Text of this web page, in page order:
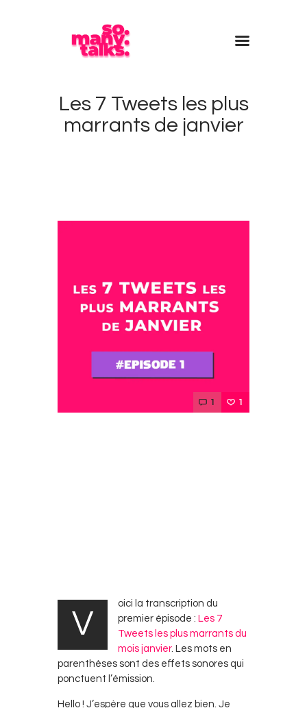
Les 7 Tweets les plus
marrants de janvier
Blog
Contact
1 1
V
oici la transcription du
premier épisode : Les 7
Tweets les plus marrants du
mois janvier. Les mots en
parenthèses sont des effets sonores qui
ponctuent l’émission.
Hello ! J’espère que vous allez bien. Je